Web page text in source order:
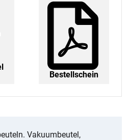
Bestellschein
Vakuumbeutel,